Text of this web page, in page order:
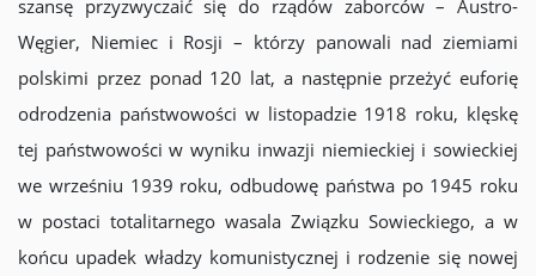
szansę przyzwyczaić się do rządów zaborców – Austro-
Węgier, Niemiec i Rosji – którzy panowali nad ziemiami
polskimi przez ponad 120 lat, a następnie przeżyć euforię
odrodzenia państwowości w listopadzie 1918 roku, klęskę
tej państwowości w wyniku inwazji niemieckiej i sowieckiej
we wrześniu 1939 roku, odbudowę państwa po 1945 roku
w postaci totalitarnego wasala Związku Sowieckiego, a w
końcu upadek władzy komunistycznej i rodzenie się nowej